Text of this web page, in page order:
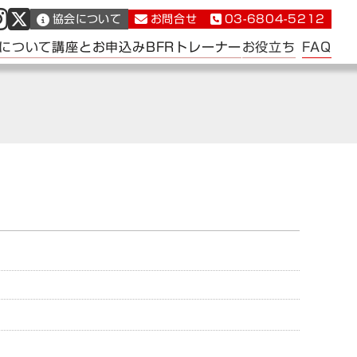
協会について お問合せ 03-6804-5212
ついて講座とお申込みBFRトレーナーお役立ち FAQ